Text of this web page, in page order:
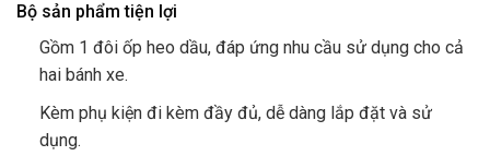
Bộ sản phẩm tiện lợi
Gồm 1 đôi ốp heo dầu, đáp ứng nhu cầu sử dụng cho cả
hai bánh xe.
Kèm phụ kiện đi kèm đầy đủ, dễ dàng lắp đặt và sử
dụng.